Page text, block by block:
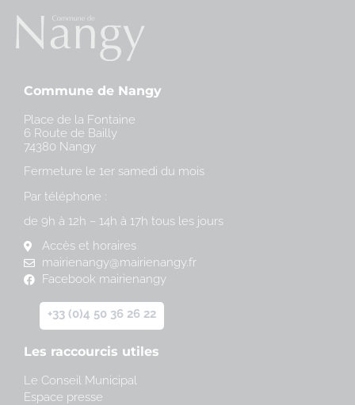
Commune de Nangy
Place de la Fontaine
6 Route de Bailly
74380 Nangy
Fermeture le 1er samedi du mois
Par téléphone :
de 9h à 12h – 14h à 17h tous les jours
Accès et horaires
mairienangy@mairienangy.fr
Facebook mairienangy
+33 (0)4 50 36 26 22
Les raccourcis utiles
Le Conseil Municipal
Espace presse